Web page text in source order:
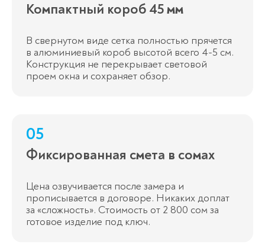
Компактный короб 45 мм
В свернутом виде сетка полностью прячется
в алюминиевый короб высотой всего 4-5 см.
Конструкция не перекрывает световой
проем окна и сохраняет обзор.
05
Фиксированная смета в сомах
Цена озвучивается после замера и
прописывается в договоре. Никаких доплат
за «сложность». Стоимость от 2 800 сом за
готовое изделие под ключ.